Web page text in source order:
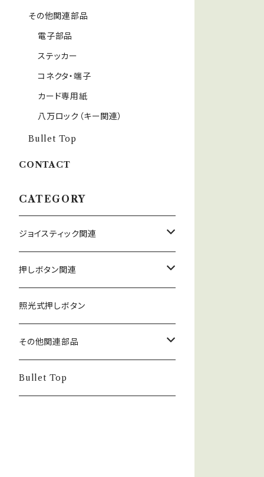
その他関連部品
電子部品
ステッカー
コネクタ・端子
カード専用紙
八万ロック（キー関連）
Bullet Top
CONTACT
CATEGORY
ジョイスティック関連
ジョイスティック本体
コネクタ接続型
ファストン端子型
ジョイスティック関連部品
レバーボール
単品部品（ジョイスティック）
NOBIモデル関連
押しボタン関連
押しボタン_30φ
30φ_ネジ式
30φ_差込式
押しボタン_24φ
24φ_ネジ式
単品部品（押しボタン）
照光式押しボタン
その他関連部品
電子部品
Bullet Top